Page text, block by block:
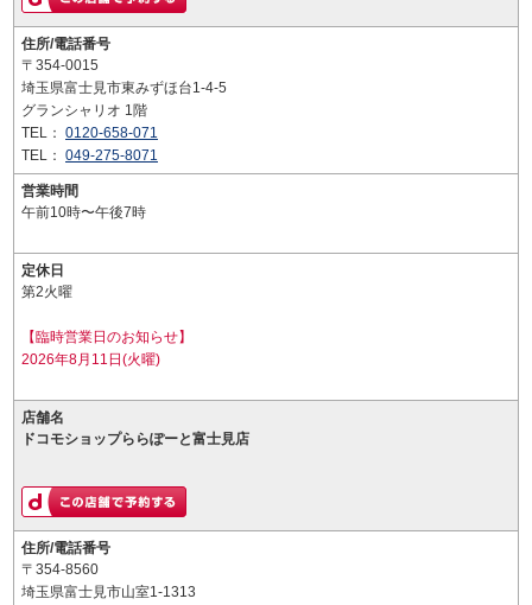
住所/電話番号
〒354-0015
埼玉県富士見市東みずほ台1-4-5
グランシャリオ 1階
TEL： 0120-658-071
TEL： 049-275-8071
営業時間
午前10時〜午後7時
定休日
第2火曜
【臨時営業日のお知らせ】
2026年8月11日(火曜)
店舗名
ドコモショップららぽーと富士見店
住所/電話番号
〒354-8560
埼玉県富士見市山室1-1313